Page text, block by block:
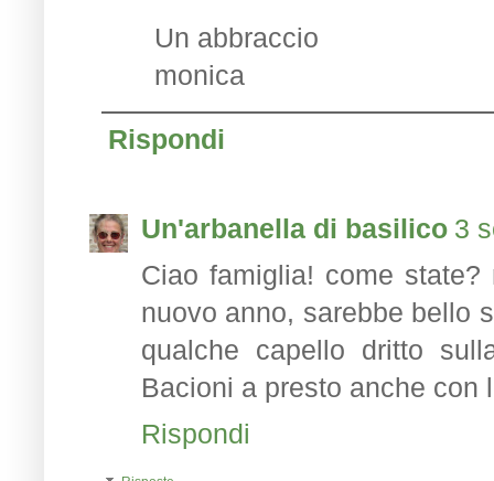
Un abbraccio
monica
Rispondi
Un'arbanella di basilico 3
Ciao famiglia! come
nuovo anno, sarebbe bello
qualche capello dritto
Bacioni a presto anche con
Rispondi